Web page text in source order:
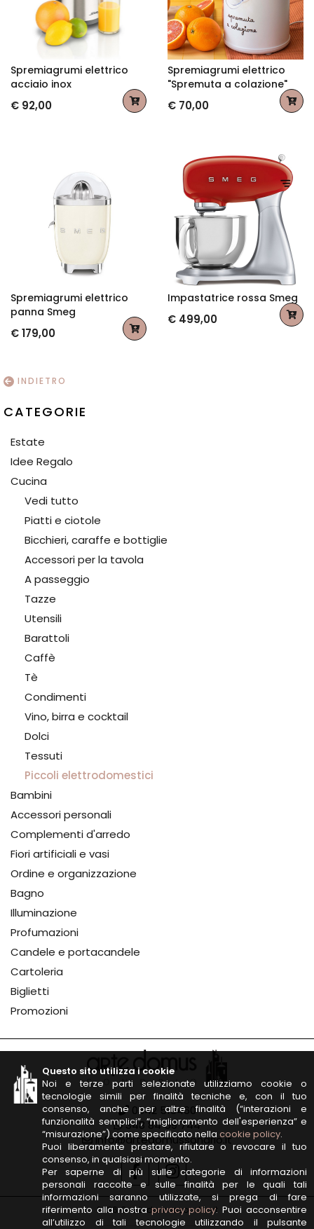
Spremiagrumi elettrico
acciaio inox
€ 92,00
Spremiagrumi elettrico
"Spremuta a colazione"
€ 70,00
Spremiagrumi elettrico
panna Smeg
€ 179,00
Impastatrice rossa Smeg
€ 499,00
INDIETRO
CATEGORIE
Estate
Idee Regalo
Cucina
Vedi tutto
Piatti e ciotole
Bicchieri, caraffe e bottiglie
Accessori per la tavola
A passeggio
Tazze
Utensili
Barattoli
Caffè
Tè
Condimenti
Vino, birra e cocktail
Dolci
Tessuti
Piccoli elettrodomestici
Bambini
Accessori personali
Complementi d'arredo
Fiori artificiali e vasi
Ordine e organizzazione
Bagno
Illuminazione
Profumazioni
Candele e portacandele
Cartoleria
Biglietti
Promozioni
0342 513460
348 84 59 744
info@artedomussondrio.it
2026 © artedomussondrio.it
Questo sito utilizza i cookie
Noi e terze parti selezionate utilizziamo cookie o
tecnologie simili per finalità tecniche e, con il tuo
consenso, anche per altre finalità (“interazioni e
funzionalità semplici”, “miglioramento dell'esperienza” e
“misurazione”) come specificato nella cookie policy.
Puoi liberamente prestare, rifiutare o revocare il tuo
consenso, in qualsiasi momento.
Per saperne di più sulle categorie di informazioni
personali raccolte e sulle finalità per le quali tali
informazioni saranno utilizzate, si prega di fare
riferimento alla nostraprivacy policy. Puoi acconsentire
all’utilizzo di tali tecnologie utilizzando il pulsante